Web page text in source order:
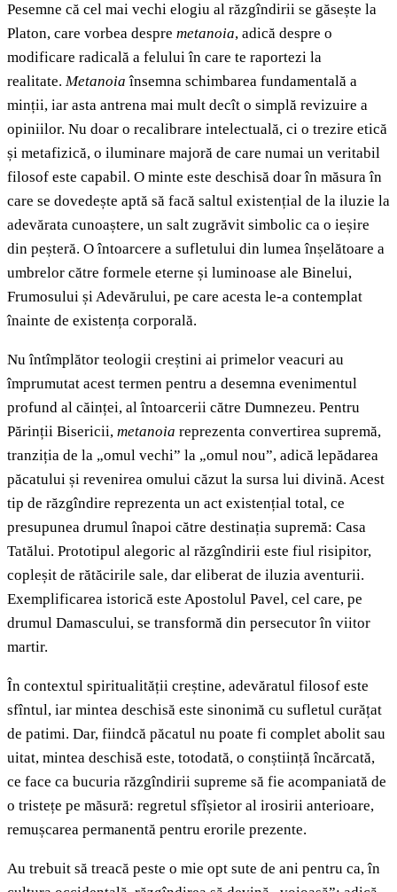
Pesemne că cel mai vechi elogiu al răzgîndirii se găsește la
Platon, care vorbea despre metanoia, adică despre o
modificare radicală a felului în care te raportezi la
realitate. Metanoia însemna schimbarea fundamentală a
minții, iar asta antrena mai mult decît o simplă revizuire a
opiniilor. Nu doar o recalibrare intelectuală, ci o trezire etică
și metafizică, o iluminare majoră de care numai un veritabil
filosof este capabil. O minte este deschisă doar în măsura în
care se dovedește aptă să facă saltul existențial de la iluzie la
adevărata cunoaștere, un salt zugrăvit simbolic ca o ieșire
din peșteră. O întoarcere a sufletului din lumea înșelătoare a
umbrelor către formele eterne și luminoase ale Binelui,
Frumosului și Adevărului, pe care acesta le-a contemplat
înainte de existența corporală.
Nu întîmplător teologii creștini ai primelor veacuri au
împrumutat acest termen pentru a desemna evenimentul
profund al căinței, al întoarcerii către Dumnezeu. Pentru
Părinții Bisericii, metanoia reprezenta convertirea supremă,
tranziția de la „omul vechi” la „omul nou”, adică lepădarea
păcatului și revenirea omului căzut la sursa lui divină. Acest
tip de răzgîndire reprezenta un act existențial total, ce
presupunea drumul înapoi către destinația supremă: Casa
Tatălui. Prototipul alegoric al răzgîndirii este fiul risipitor,
copleșit de rătăcirile sale, dar eliberat de iluzia aventurii.
Exemplificarea istorică este Apostolul Pavel, cel care, pe
drumul Damascului, se transformă din persecutor în viitor
martir.
În contextul spiritualității creștine, adevăratul filosof este
sfîntul, iar mintea deschisă este sinonimă cu sufletul curățat
de patimi. Dar, fiindcă păcatul nu poate fi complet abolit sau
uitat, mintea deschisă este, totodată, o conștiință încărcată,
ce face ca bucuria răzgîndirii supreme să fie acompaniată de
o tristețe pe măsură: regretul sfîșietor al irosirii anterioare,
remușcarea permanentă pentru erorile prezente.
Au trebuit să treacă peste o mie opt sute de ani pentru ca, în